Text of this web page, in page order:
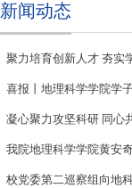
新闻动态
聚力培育创新人才 夯
喜报丨地理科学学院学
凝心聚力攻坚科研 同
我院地理科学学院黄安
校党委第二巡察组向地